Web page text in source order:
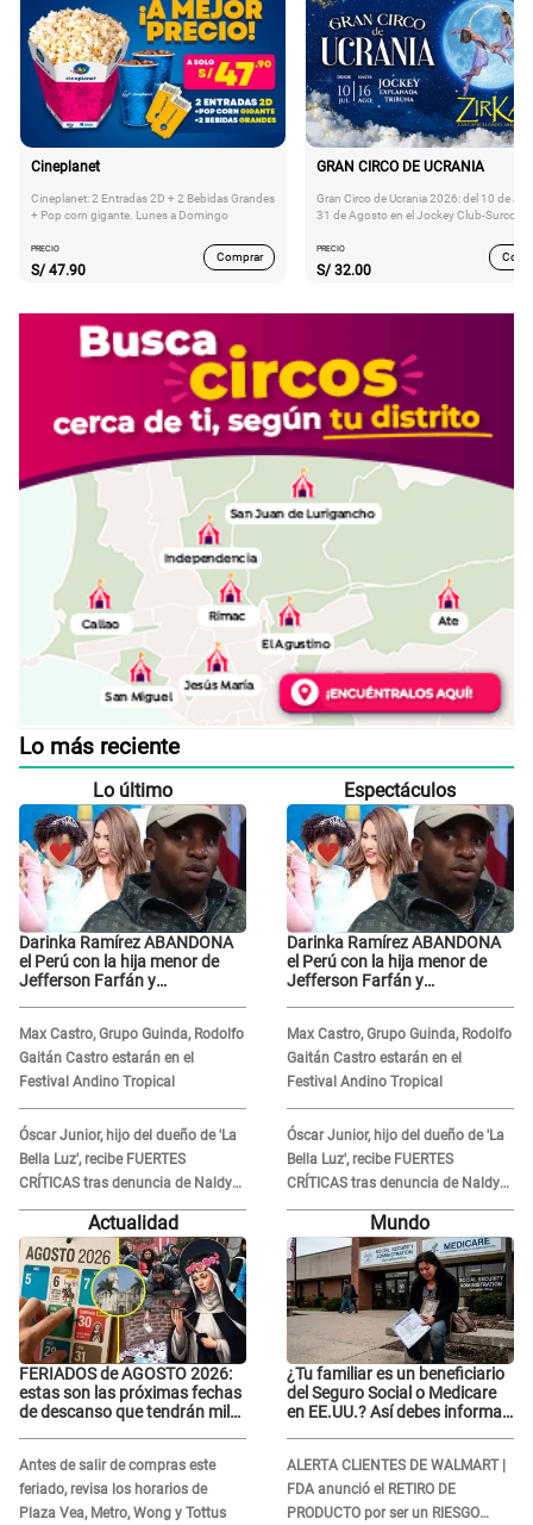
Cineplanet
Cineplanet: 2 Entradas 2D + 2 Bebidas Grandes
+ Pop corn gigante. Lunes a Domingo
PRECIO
S/ 47.90
Comprar
GRAN CIRCO DE UCRANIA
Gran Circo de Ucrania 2026: del 10 de
31 de Agosto en el Jockey Club-Surco
PRECIO
S/ 32.00
Lo más reciente
Lo último
Darinka Ramírez ABANDONA
el Perú con la hija menor de
Jefferson Farfán y
Max Castro, Grupo Guinda, Rodolfo
Gaitán Castro estarán en el
Festival Andino Tropical
Óscar Junior, hijo del dueño de 'La
Bella Luz', recibe FUERTES
CRÍTICAS tras denuncia de Naldy
Saldaña contra su tío: "Cómplice"
Espectáculos
Darinka Ramírez ABANDONA
el Perú con la hija menor de
Jefferson Farfán y
Max Castro, Grupo Guinda, Rodolfo
Gaitán Castro estarán en el
Festival Andino Tropical
Óscar Junior, hijo del dueño de 'La
Bella Luz', recibe FUERTES
CRÍTICAS tras denuncia de Naldy
Saldaña contra su tío: "Cómplice"
Actualidad
FERIADOS de AGOSTO 2026:
estas son las próximas fechas
de descanso que tendrán miles
Antes de salir de compras este
feriado, revisa los horarios de
Plaza Vea, Metro, Wong y Tottus
Mundo
¿Tu familiar es un beneficiario
del Seguro Social o Medicare
en EE.UU.? Así debes informar
ALERTA CLIENTES DE WALMART |
FDA anunció el RETIRO DE
PRODUCTO por ser un RIESGO